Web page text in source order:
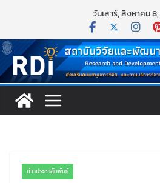
content
วันเสาร์, สิงหาคม
ข่าวประชาสัมพันธ์